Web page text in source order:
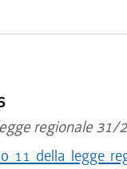
regionale 31/
11 della legge